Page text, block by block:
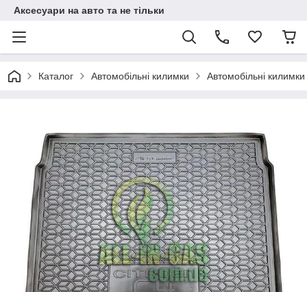
Аксесуари на авто та не тільки
Каталог Автомобільні килимки Автомобільні